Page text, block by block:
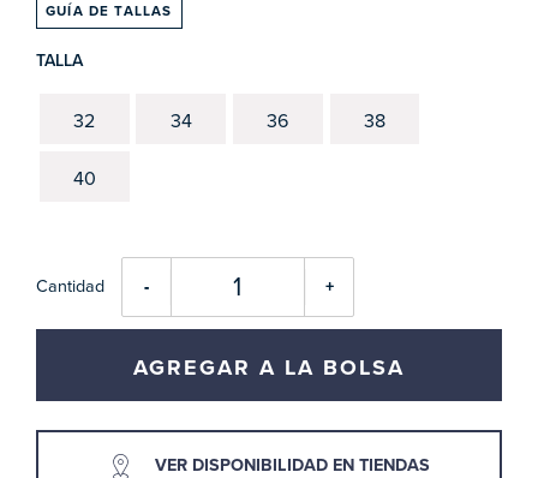
GUÍA DE TALLAS
TALLA
32 34 36 38
40
Cantidad +
-
AGREGAR A LA BOLSA
VER DISPONIBILIDAD EN TIENDAS